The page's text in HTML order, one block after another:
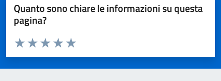
Quanto sono chiare le informazioni su questa
pagina?
Domanda
Valuta da 1 a 5 stelle la pagina
Valuta 5 stelle su 5
Valuta 4 stelle su 5
Valuta 3 stelle su 5
Valuta 2 stelle su 5
Valuta 1 stelle su 5